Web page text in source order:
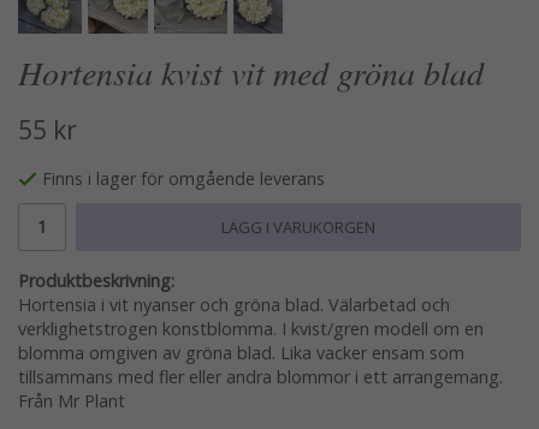
Hortensia kvist vit med gröna blad
55 kr
Finns i lager för omgående leverans
LÄGG I VARUKORGEN
Produktbeskrivning:
Hortensia i vit nyanser och gröna blad. Välarbetad och
verklighetstrogen konstblomma. I kvist/gren modell om en
blomma omgiven av gröna blad. Lika vacker ensam som
tillsammans med fler eller andra blommor i ett arrangemang.
Från Mr Plant